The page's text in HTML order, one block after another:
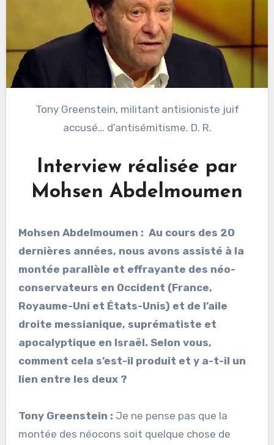
Tony Greenstein, militant antisioniste juif
accusé… d’antisémitisme. D. R.
Interview réalisée par
Mohsen Abdelmoumen
Mohsen Abdelmoumen : Au cours des 20
dernières années, nous avons assisté à la
montée parallèle et effrayante des néo-
conservateurs en Occident (France,
Royaume-Uni et États-Unis) et de l’aile
droite messianique, suprématiste et
apocalyptique en Israël. Selon vous,
comment cela s’est-il produit et y a-t-il un
lien entre les deux ?
Tony Greenstein : Je ne pense pas que la
montée des néocons soit quelque chose de